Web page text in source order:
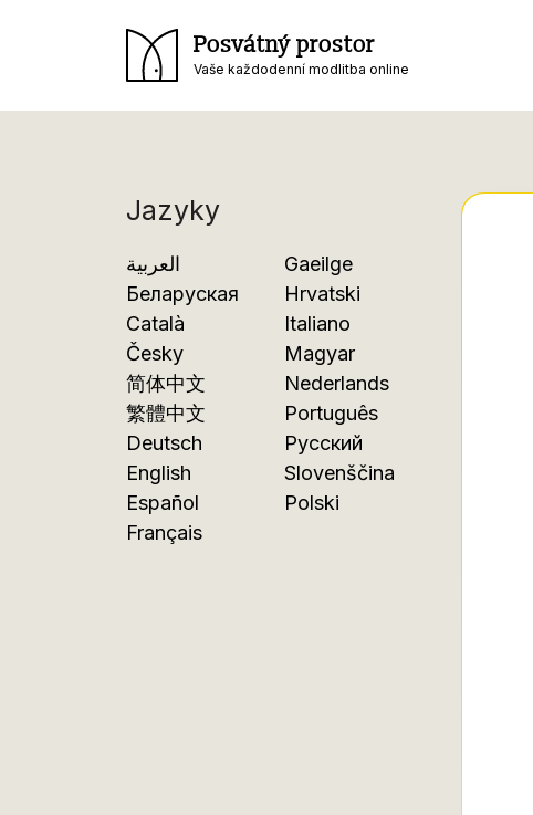
Posvátný prostor
Vaše každodenní modlitba online
Jazyky
العربية
Беларуская
Català
Česky
简体中文
繁體中文
Deutsch
English
Español
Français
Gaeilge
Hrvatski
Italiano
Magyar
Nederlands
Português
Русский
Slovenščina
Polski